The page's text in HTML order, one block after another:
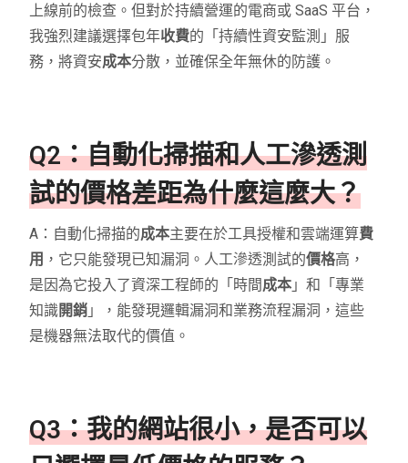
上線前的檢查。但對於持續營運的電商或 SaaS 平台，
我強烈建議選擇包年收費的「持續性資安監測」服
務，將資安成本分散，並確保全年無休的防護。
Q2：自動化掃描和人工滲透測
試的價格差距為什麼這麼大？
A：自動化掃描的成本主要在於工具授權和雲端運算費
用 ，它只能發現已知漏洞。人工滲透測試的價格高，
是因為它投入了資深工程師的「時間成本 」和「專業
知識開銷 」，能發現邏輯漏洞和業務流程漏洞，這些
是機器無法取代的價值。
Q3：我的網站很小，是否可以